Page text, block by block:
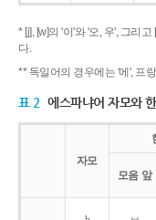
* [j], [w]의 '이'와 '오, 우', 그리
다.
** 독일어의 경우에는 '에', 프
표 2 에스파냐어 자모와
자모
모음 앞